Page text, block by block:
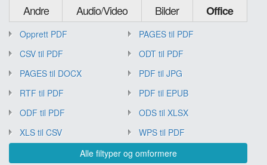
Andre Audio/Video Bilder Office
Opprett PDF
PAGES til PDF
CSV til PDF
ODT til PDF
PAGES til DOCX
PDF til JPG
RTF til PDF
PDF til EPUB
ODF til PDF
ODS til XLSX
XLS til CSV
WPS til PDF
Alle filtyper og omformere